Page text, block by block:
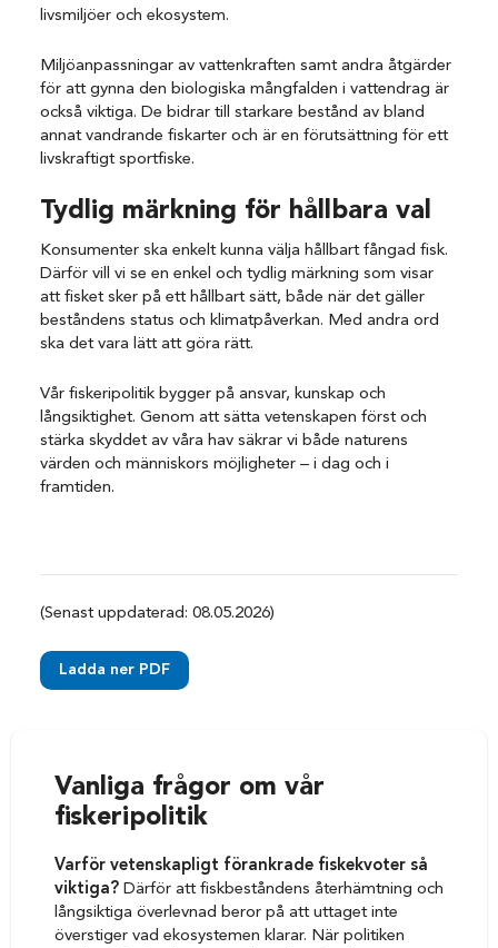
livsmiljöer och ekosystem.
Miljöanpassningar av vattenkraften samt andra åtgärder
för att gynna den biologiska mångfalden i vattendrag är
också viktiga. De bidrar till starkare bestånd av bland
annat vandrande fiskarter och är en förutsättning för ett
livskraftigt sportfiske.
Tydlig märkning för hållbara val
Konsumenter ska enkelt kunna välja hållbart fångad fisk.
Därför vill vi se en enkel och tydlig märkning som visar
att fisket sker på ett hållbart sätt, både när det gäller
beståndens status och klimatpåverkan. Med andra ord
ska det vara lätt att göra rätt.
Vår fiskeripolitik bygger på ansvar, kunskap och
långsiktighet. Genom att sätta vetenskapen först och
stärka skyddet av våra hav säkrar vi både naturens
värden och människors möjligheter – i dag och i
framtiden.
(Senast uppdaterad: 08.05.2026)
Ladda ner PDF
Vanliga frågor om vår
fiskeripolitik
Varför vetenskapligt förankrade fiskekvoter så
viktiga? Därför att fiskbeståndens återhämtning och
långsiktiga överlevnad beror på att uttaget inte
överstiger vad ekosystemen klarar. När politiken